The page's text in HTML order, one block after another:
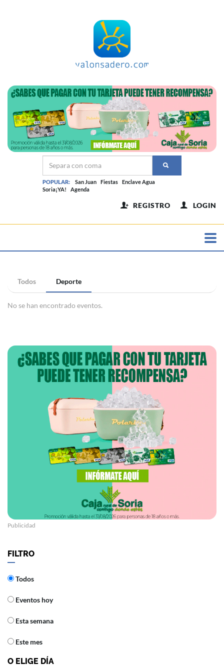
POPULAR: San Juan Fiestas
Enclave Agua
Soria¡YA!
Agenda
REGISTRO LOGIN
Todos Deporte
No se han encontrado eventos.
Publicidad
FILTRO
Todos
Eventos hoy
Esta semana
Este mes
O ELIGE DÍA